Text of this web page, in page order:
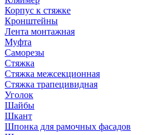
Корпус к стяжке
Кронштейны
Лента монтажная
Муфта
Саморезы
Стяжка
Стяжка межсекционная
Стяжка трапецивидная
Уголок
Шайбы
Шкант
Шпонка для рамочных фасадов